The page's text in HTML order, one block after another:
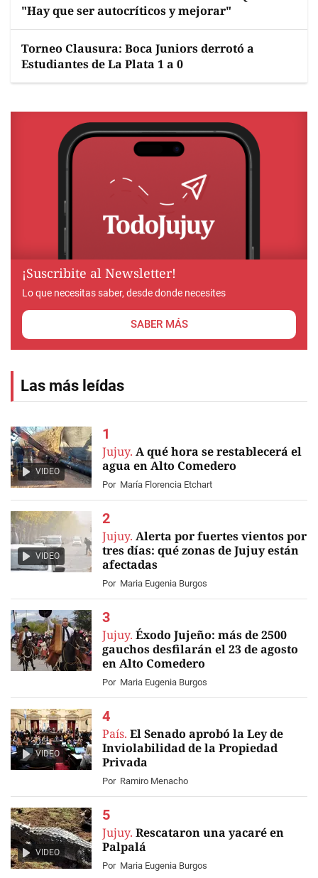
"Hay que ser autocríticos y mejorar"
Torneo Clausura: Boca Juniors derrotó a
Estudiantes de La Plata 1 a 0
¡Suscribite al Newsletter!
Lo que necesitas saber, desde donde necesites
SABER MÁS
Las más leídas
VIDEO
Jujuy. A qué hora se restablecerá el
agua en Alto Comedero
Por María Florencia Etchart
VIDEO
Jujuy. Alerta por fuertes vientos por
tres días: qué zonas de Jujuy están
afectadas
Por Maria Eugenia Burgos
Jujuy. Éxodo Jujeño: más de 2500
gauchos desfilarán el 23 de agosto
en Alto Comedero
Por Maria Eugenia Burgos
VIDEO
País. El Senado aprobó la Ley de
Inviolabilidad de la Propiedad
Privada
Por Ramiro Menacho
VIDEO
Jujuy. Rescataron una yacaré en
Palpalá
Por Maria Eugenia Burgos